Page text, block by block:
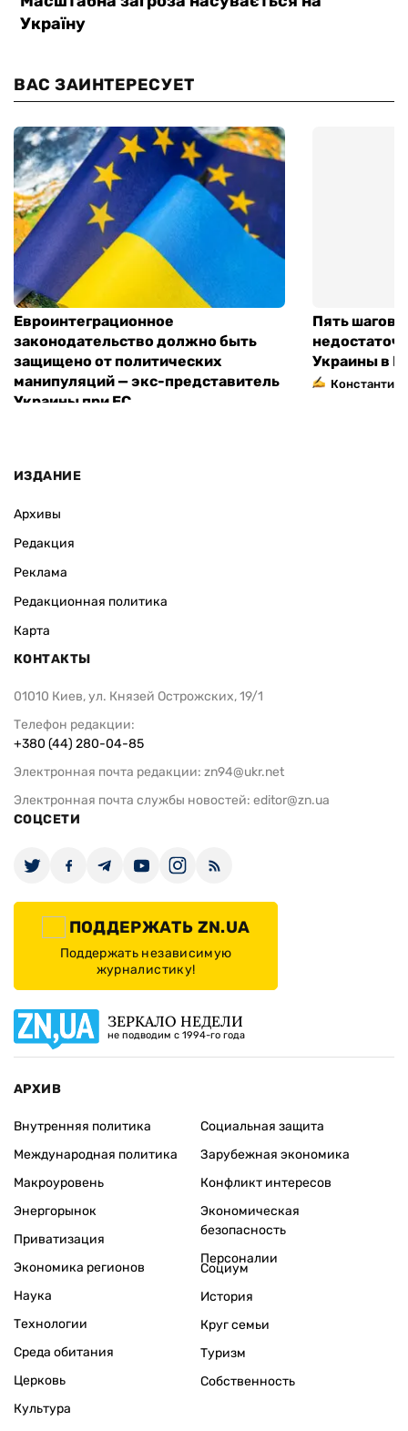
ВАС ЗАИНТЕРЕСУЕТ
Евроинтеграционное
законодательство должно быть
защищено от политических
манипуляций — экс-представитель
Украины при ЕС
Пять шагов
Украины в
Константин
ИЗДАНИЕ
Архивы
Редакция
Реклама
Редакционная политика
Карта
КОНТАКТЫ
01010 Киев, ул. Князей Острожских, 19/1
Телефон редакции:
+380 (44) 280-04-85
Электронная почта редакции: zn94@ukr.net
Электронная почта службы новостей: editor@zn.ua
СОЦСЕТИ
ПОДДЕРЖАТЬ ZN.UA
Поддержать независимую
журналистику!
ЗЕРКАЛО НЕДЕЛИ
не подводим с 1994-го года
АРХИВ
Внутренняя политика
Международная политика
Макроуровень
Энергорынок
Приватизация
Экономика регионов
Социальная защита
Зарубежная экономика
Конфликт интересов
Экономическая
безопасность
Персоналии
Наука
Технологии
Среда обитания
Церковь
Культура
Социум
История
Круг семьи
Туризм
Собственность